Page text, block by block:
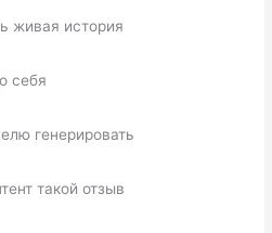
живая история
себя
генерировать
такой отзыв